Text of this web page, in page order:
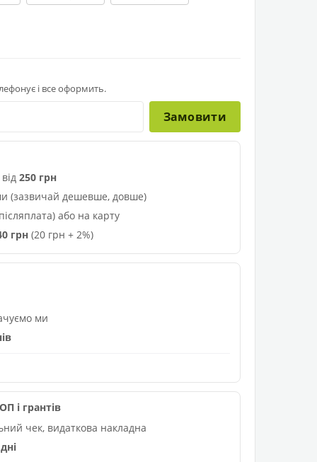
і все оформить.
Замовити
250 грн
(зазвичай дешевше, довше)
або на карту
грн (20 грн + 2%)
ми
і грантів
чек, видаткова накладна